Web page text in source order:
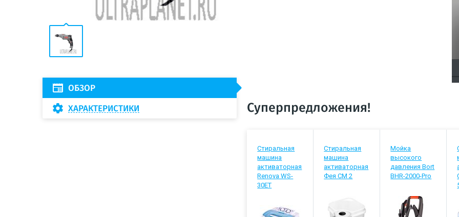
ОБЗОР
ХАРАКТЕРИСТИКИ Суперпредложения!
Стиральная
машина
активаторная
Renova WS-
30ET
Стиральная
машина
активаторная
Фея СМ 2
Мойка
высокого
давления Bort
BHR-2000-Pro